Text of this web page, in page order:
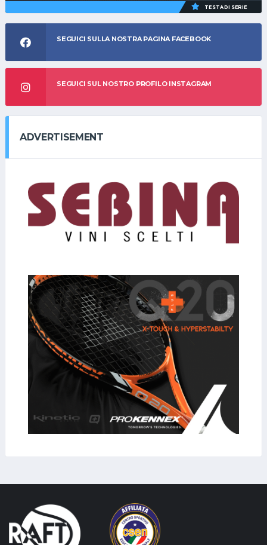
TESTA DI SERIE
SEGUICI SULLA NOSTRA PAGINA FACEBOOK
SEGUICI SUL NOSTRO PROFILO INSTAGRAM
ADVERTISEMENT